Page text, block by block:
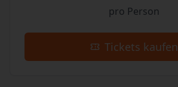
pro Person
Tickets kaufen